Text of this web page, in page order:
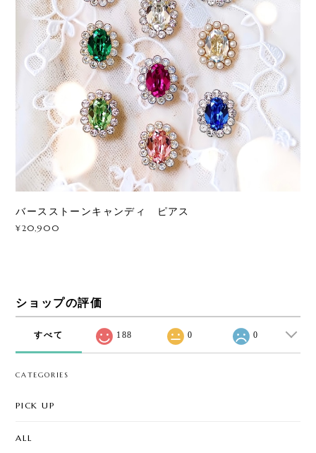
バースストーンキャンディ ピアス
¥20,900
ショップの評価
すべて 188 0 0
CATEGORIES
PICK UP
ALL